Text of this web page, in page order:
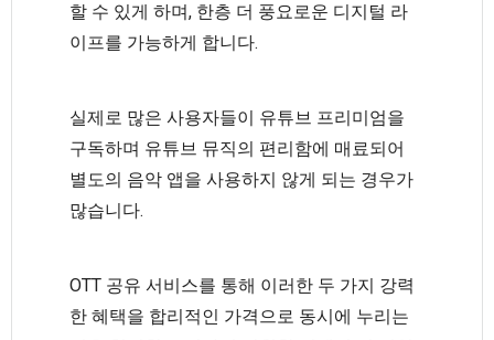
할 수 있게 하며, 한층 더 풍요로운 디지털 라
이프를 가능하게 합니다.
실제로 많은 사용자들이 유튜브 프리미엄을
구독하며 유튜브 뮤직의 편리함에 매료되어
별도의 음악 앱을 사용하지 않게 되는 경우가
많습니다.
OTT 공유 서비스를 통해 이러한 두 가지 강력
한 혜택을 합리적인 가격으로 동시에 누리는